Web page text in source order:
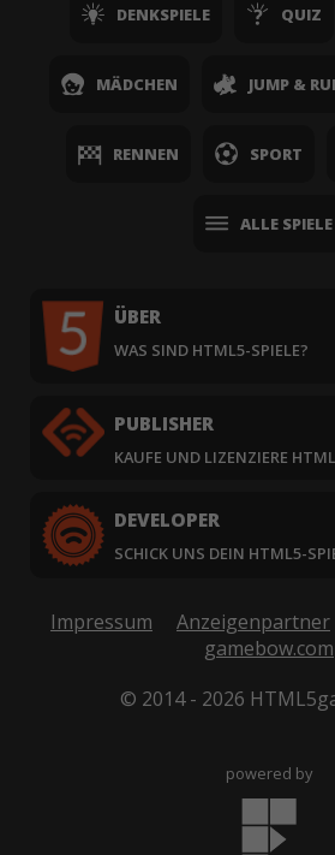
DENKSPIELE QUIZ
MÄDCHEN JUMP &
RENNEN SPORT
ALLE SPIELE
ÜBER
WAS SIND HTML5-SPIELE?
PUBLISHER
KAUFE UND LIZENZIERE
DEVELOPER
SCHICK UNS DEIN HTML5-
Impressum Anzeigenpartner
gamebow.com
© 2014 - 2026
powered by